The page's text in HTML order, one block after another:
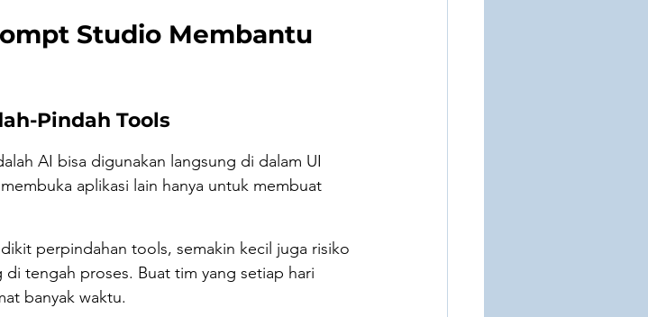
Studio Membantu
Pindah Tools
AI bisa digunakan langsung di dalam UI
aplikasi lain hanya untuk membuat
perpindahan tools, semakin kecil juga risiko
tengah proses. Buat tim yang setiap hari
banyak waktu.